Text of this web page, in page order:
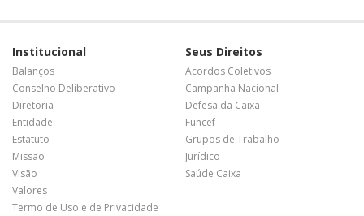
Institucional
Balanços
Conselho Deliberativo
Diretoria
Entidade
Estatuto
Missão
Visão
Valores
Termo de Uso e de Privacidade
Seus Direitos
Acordos Coletivos
Campanha Nacional
Defesa da Caixa
Funcef
Grupos de Trabalho
Jurídico
Saúde Caixa